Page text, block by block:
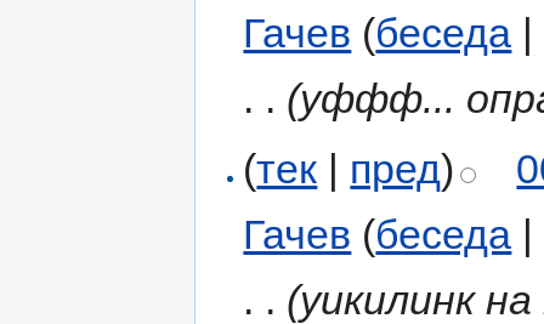
Гачев (беседа |
. . (уффф...
(тек | пред)
Гачев (беседа |
. . (уикилинк